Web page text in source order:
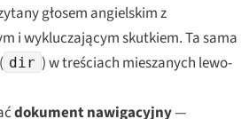
głosem angielskim z
i wykluczającym skutkiem. Ta sama
dir ) w treściach mieszanych lewo-
dokument nawigacyjny—